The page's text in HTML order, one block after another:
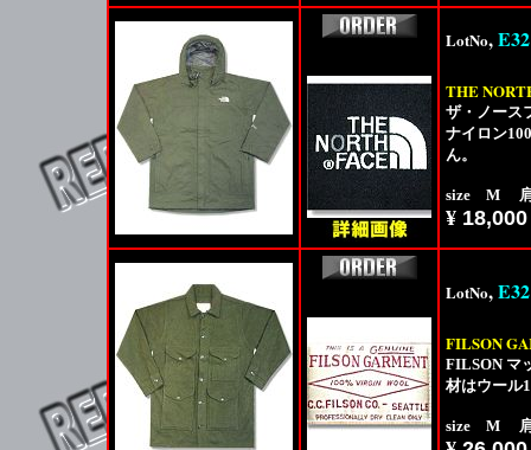
LotNo,
THE
ザ・ノース
ナイロン
ん。
size M 肩
¥ 18,000
LotNo,
FILSON
FILSON マ
材はウール
size M 肩